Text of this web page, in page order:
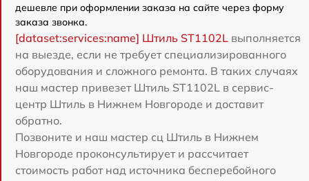
дешевле при оформлении заказа на сайте через форму
заказа звонка.
[dataset:services:name] Штиль ST1102L выполняется
на выезде, если не требует специализированного
оборудования и сложного ремонта. В таких случаях
наш мастер привезет Штиль ST1102L в сервис-
центр Штиль в Нижнем Новгороде и доставит
обратно.
Позвоните и наш мастер сц Штиль в Нижнем
Новгороде проконсультирует и рассчитает
стоимость работ над источника бесперебойного